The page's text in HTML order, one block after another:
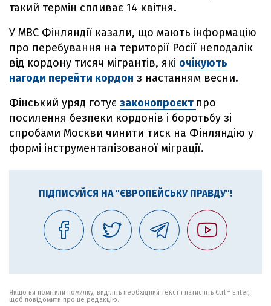
такий термін спливає 14 квітня.
У МВС Фінляндії казали, що мають інформацію
про перебування на території Росії неподалік
від кордону тисяч мігрантів, які очікують
нагоди перейти кордон з настанням весни.
Фінський уряд готує законопроєкт про
посилення безпеки кордонів і боротьбу зі
спробами Москви чинити тиск на Фінляндію у
формі інструменталізованої міграції.
ПІДПИСУЙСЯ НА "ЄВРОПЕЙСЬКУ ПРАВДУ"!
Якщо ви помітили помилку, виділіть необхідний текст і натисніть Ctrl + Enter,
щоб повідомити про це редакцію.